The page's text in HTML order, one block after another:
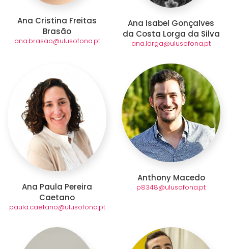
Ana Cristina Freitas
Brasão
ana.brasao@ulusofona.pt
Ana Isabel Gonçalves
da Costa Lorga da Silva
ana.lorga@ulusofona.pt
Ana Paula Pereira
Caetano
paula.caetano@ulusofona.pt
Anthony Macedo
p8348@ulusofona.pt